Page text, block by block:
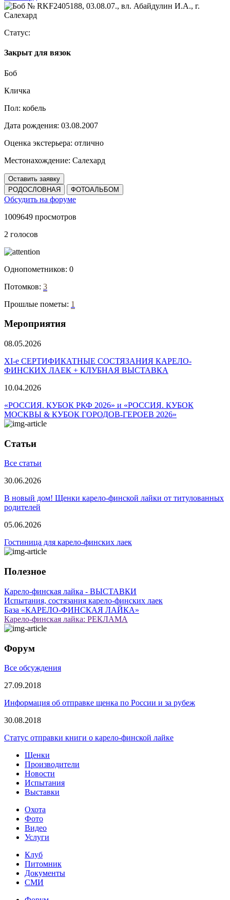
Статус:
Закрыт для вязок
Боб
Кличка
Пол: кобель
Дата рождения: 03.08.2007
Оценка экстерьера: отлично
Местонахождение: Салехард
Оставить заявку
РОДОСЛОВНАЯ
ФОТОАЛЬБОМ
Обсудить на форуме
1009649 просмотров
2 голосов
Однопометников: 0
Потомков: 3
Прошлые пометы: 1
Мероприятия
08.05.2026
ХI-е СЕРТИФИКАТНЫЕ СОСТЯЗАНИЯ КАРЕЛО-
ФИНСКИХ ЛАЕК + КЛУБНАЯ ВЫСТАВКА
10.04.2026
«РОССИЯ. КУБОК РКФ 2026» и «РОССИЯ. КУБОК
МОСКВЫ & КУБОК ГОРОДОВ-ГЕРОЕВ 2026»
Статьи
Все статьи
30.06.2026
В новый дом! Щенки карело-финской лайки от титулованных
родителей
05.06.2026
Гостиница для карело-финских лаек
Полезное
Карело-финская лайка - ВЫСТАВКИ
Испытания, состязания карело-финских лаек
База «КАРЕЛО-ФИНСКАЯ ЛАЙКА»
Карело-финская лайка: РЕКЛАМА
Форум
Все обсуждения
27.09.2018
Информация об отправке щенка по России и за рубеж
30.08.2018
Статус отправки книги о карело-финской лайке
Щенки
Производители
Новости
Испытания
Выставки
Охота
Фото
Видео
Услуги
Клуб
Питомник
Документы
СМИ